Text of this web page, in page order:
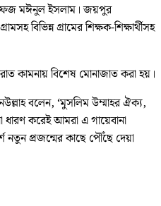
মঈনুল ইসলাম। জয়পুর
বিভিন্ন গ্রামের শিক্ষক-শিক্ষার্থীসহ
কামনায় বিশেষ মোনাজাত করা হয়।
বলেন, ‘মুসলিম উম্মাহর ঐক্য,
ধারণ করেই আমরা এ গায়েবানা
প্রজন্মের কাছে পৌঁছে দেয়া